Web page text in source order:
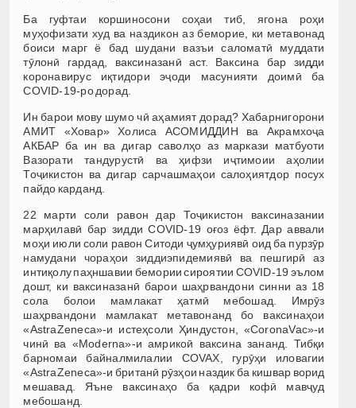
Ба гуфтаи коршиносони соҳаи тиб, ягона роҳи
муҳофизати худ ва наздикон аз беморие, ки метавонад
боиси марг ё бад шудани вазъи саломатӣ муддати
тӯлонӣ гардад, ваксиназанӣ аст. Ваксина бар зидди
коронавирус иқтидори эҷоди масунияти доимӣ ба
COVID-19-ро дорад.
Ин барои мову шумо чӣ аҳамият дорад? Хабарнигорони
АМИТ «Ховар» Холиса АСОМИДДИН ва Акрамхоҷа
АКБАР ба ин ва дигар саволҳо аз маркази матбуоти
Вазорати тандурустӣ ва ҳифзи иҷтимоии аҳолии
Тоҷикистон ва дигар сарчашмаҳои салоҳиятдор посух
пайдо карданд.
22 марти соли равон дар Тоҷикистон ваксиназании
марҳилавӣ бар зидди COVID-19 оғоз ёфт. Дар аввали
моҳи июли соли равон Ситоди ҷумҳуриявӣ оид ба пурзӯр
намудани чораҳои зиддиэпидемиявӣ ва пешгирӣ аз
интиқолу паҳншавии бемории сироятии COVID-19 эълом
дошт, ки ваксиназанӣ барои шаҳрвандони синни аз 18
сола болои мамлакат ҳатмӣ мебошад. Имрӯз
шаҳрвандони мамлакат метавонанд бо ваксинаҳои
«AstraZeneca»-и истеҳсоли Ҳиндустон, «CoronaVac»-и
чинӣ ва «Moderna»-и амрикоӣ ваксина зананд. Тибқи
барномаи байналмилалии COVAX, гурӯҳи иловагии
«AstraZeneca»-и британӣ рӯзҳои наздик ба кишвар ворид
мешавад. Яъне ваксинаҳо ба қадри кофӣ мавҷуд
мебошанд.